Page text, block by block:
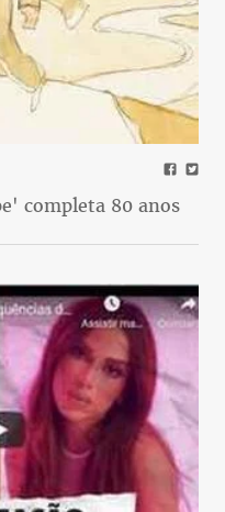
completa 80 anos